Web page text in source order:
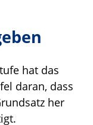
hat das
daran, dass
her